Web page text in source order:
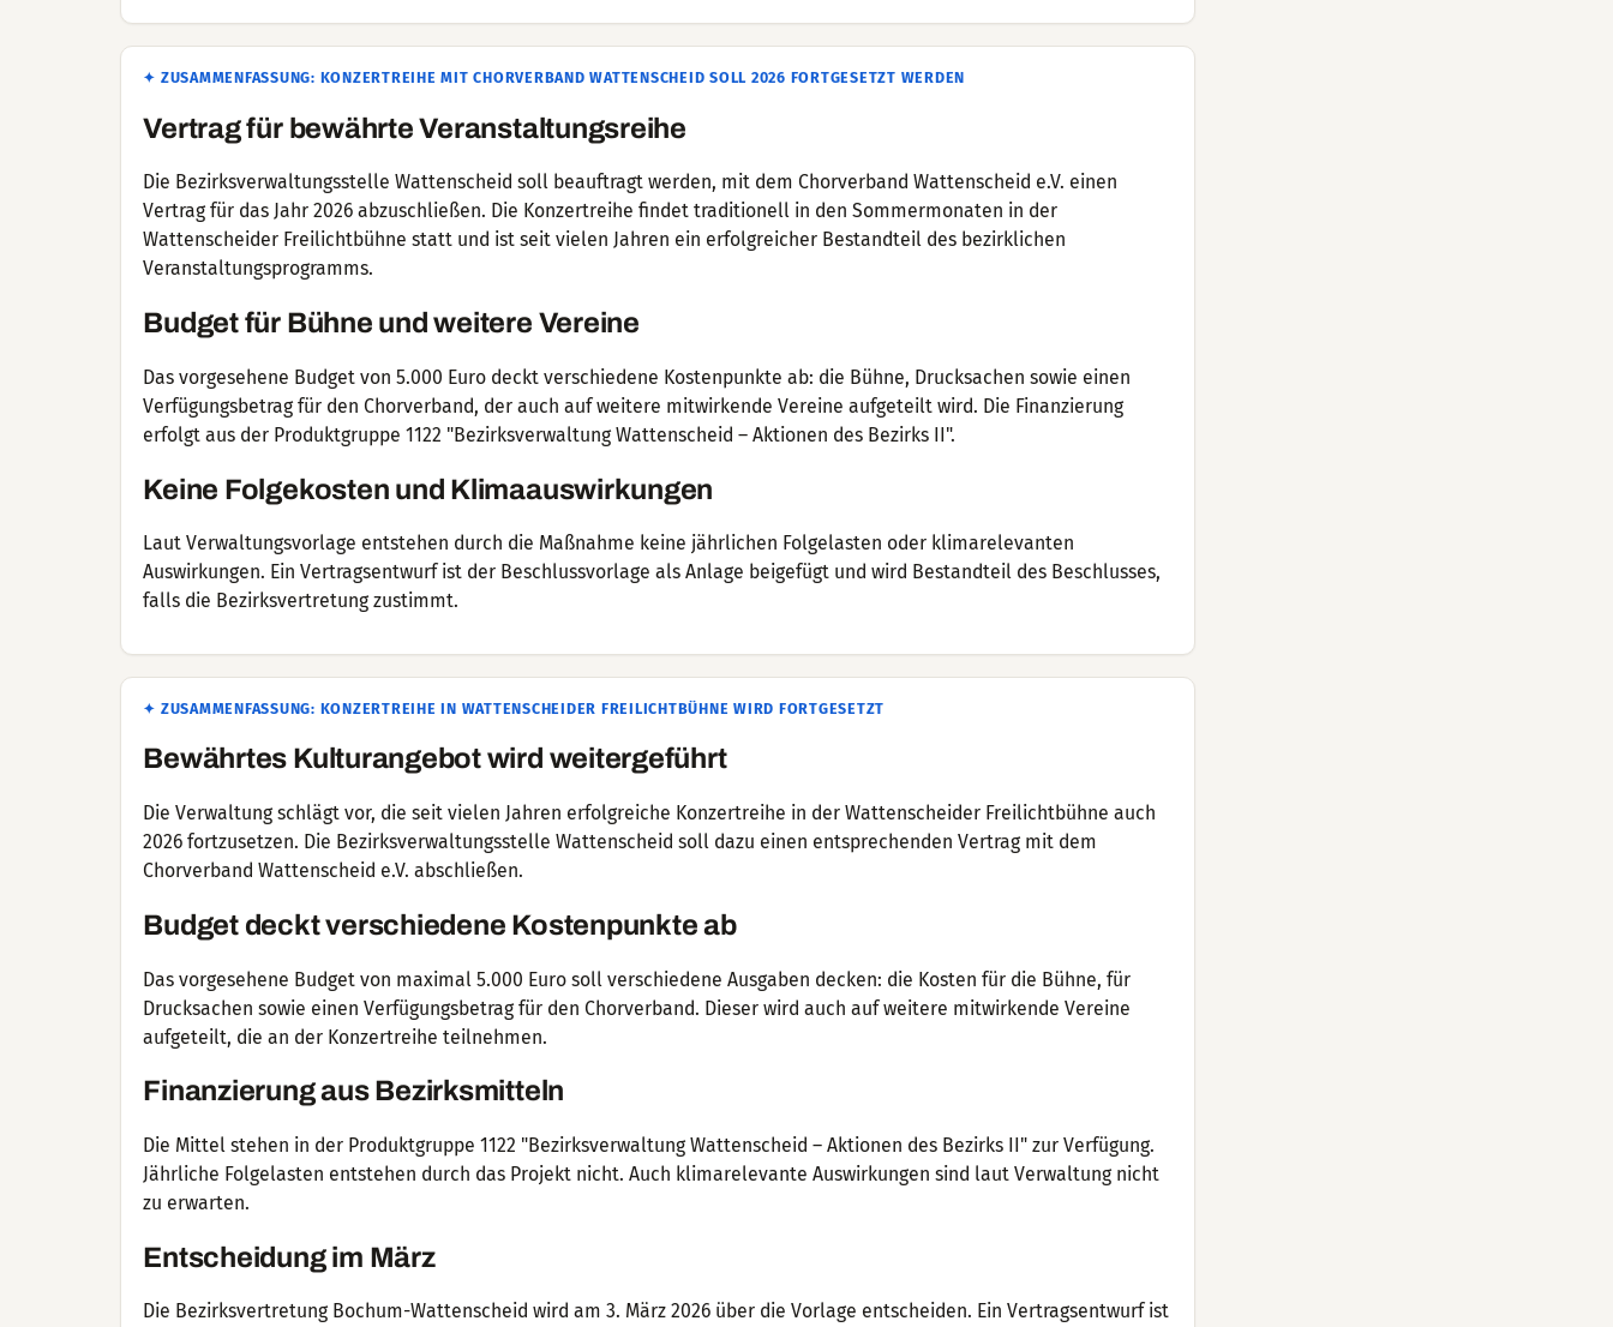
✦ ZUSAMMENFASSUNG: KONZERTREIHE MIT CHORVERBAND WATTENSCHEID SOLL 2026 FORTGESETZT WERDEN
Vertrag für bewährte Veranstaltungsreihe
Die Bezirksverwaltungsstelle Wattenscheid soll beauftragt werden, mit dem Chorverband Wattenscheid e.V. einen
Vertrag für das Jahr 2026 abzuschließen. Die Konzertreihe findet traditionell in den Sommermonaten in der
Wattenscheider Freilichtbühne statt und ist seit vielen Jahren ein erfolgreicher Bestandteil des bezirklichen
Veranstaltungsprogramms.
Budget für Bühne und weitere Vereine
Das vorgesehene Budget von 5.000 Euro deckt verschiedene Kostenpunkte ab: die Bühne, Drucksachen sowie einen
Verfügungsbetrag für den Chorverband, der auch auf weitere mitwirkende Vereine aufgeteilt wird. Die Finanzierung
erfolgt aus der Produktgruppe 1122 "Bezirksverwaltung Wattenscheid – Aktionen des Bezirks II".
Keine Folgekosten und Klimaauswirkungen
Laut Verwaltungsvorlage entstehen durch die Maßnahme keine jährlichen Folgelasten oder klimarelevanten
Auswirkungen. Ein Vertragsentwurf ist der Beschlussvorlage als Anlage beigefügt und wird Bestandteil des Beschlusses,
falls die Bezirksvertretung zustimmt.
✦ ZUSAMMENFASSUNG: KONZERTREIHE IN WATTENSCHEIDER FREILICHTBÜHNE WIRD FORTGESETZT
Bewährtes Kulturangebot wird weitergeführt
Die Verwaltung schlägt vor, die seit vielen Jahren erfolgreiche Konzertreihe in der Wattenscheider Freilichtbühne auch
2026 fortzusetzen. Die Bezirksverwaltungsstelle Wattenscheid soll dazu einen entsprechenden Vertrag mit dem
Chorverband Wattenscheid e.V. abschließen.
Budget deckt verschiedene Kostenpunkte ab
Das vorgesehene Budget von maximal 5.000 Euro soll verschiedene Ausgaben decken: die Kosten für die Bühne, für
Drucksachen sowie einen Verfügungsbetrag für den Chorverband. Dieser wird auch auf weitere mitwirkende Vereine
aufgeteilt, die an der Konzertreihe teilnehmen.
Finanzierung aus Bezirksmitteln
Die Mittel stehen in der Produktgruppe 1122 "Bezirksverwaltung Wattenscheid – Aktionen des Bezirks II" zur Verfügung.
Jährliche Folgelasten entstehen durch das Projekt nicht. Auch klimarelevante Auswirkungen sind laut Verwaltung nicht
zu erwarten.
Entscheidung im März
Die Bezirksvertretung Bochum-Wattenscheid wird am 3. März 2026 über die Vorlage entscheiden. Ein Vertragsentwurf ist